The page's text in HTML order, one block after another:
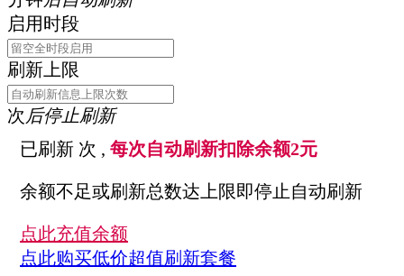
启用时段
刷新上限
次 后停止刷新
已刷新 次 , 每次自动刷新扣除余额2元
余额不足或刷新总数达上限即停止自动刷新
点此充值余额
点此购买低价超值刷新套餐